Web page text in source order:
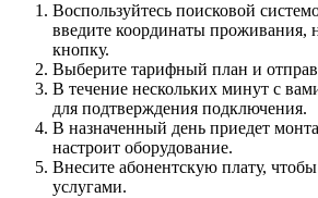
Воспользуйтесь поисковой
введите координаты проживания,
кнопку.
Выберите тарифный план и
В течение нескольких минут с
для подтверждения подключения.
В назначенный день приедет
настроит оборудование.
Внесите абонентскую плату, чтобы
услугами.